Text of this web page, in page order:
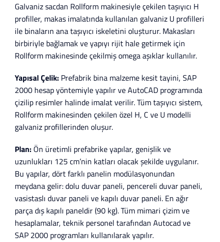
Galvaniz sacdan Rollform makinesiyle çekilen taşıyıcı H
profiller, makas imalatında kullanılan galvaniz U profilleri
ile binaların ana taşıyıcı iskeletini oluşturur. Makasları
birbiriyle bağlamak ve yapıyı rijit hale getirmek için
Rollform makinesinde çekilmiş omega aşıklar kullanılır.
Yapısal Çelik: Prefabrik bina malzeme kesit tayini, SAP
2000 hesap yöntemiyle yapılır ve AutoCAD programında
çizilip resimler halinde imalat verilir. Tüm taşıyıcı sistem,
Rollform makinesinden çekilen özel H, C ve U modelli
galvaniz profillerinden oluşur.
Plan: Ön üretimli prefabrike yapılar, genişlik ve
uzunlukları 125 cm’nin katları olacak şekilde uygulanır.
Bu yapılar, dört farklı panelin modülasyonundan
meydana gelir: dolu duvar paneli, pencereli duvar paneli,
vasistaslı duvar paneli ve kapılı duvar paneli. En ağır
parça dış kapılı paneldir (90 kg). Tüm mimari çizim ve
hesaplamalar, teknik personel tarafından Autocad ve
SAP 2000 programları kullanılarak yapılır.